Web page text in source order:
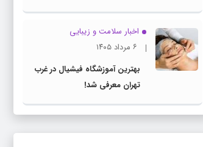
اخبار سلامت و زیبایی
۶ مرداد ۱۴۰۵
بهترین آموزشگاه فیشیال در غرب
تهران معرفی شد!